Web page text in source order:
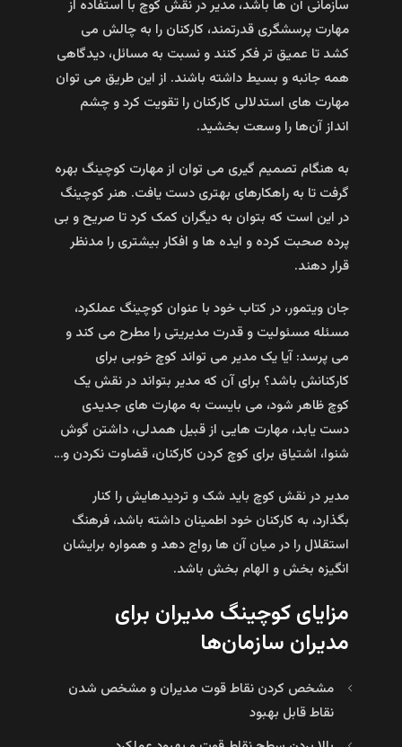
سازمانی آن‌ ها باشد، مدیر در نقش کوچ با استفاده از
مهارت پرسشگری قدرتمند، کارکنان را به چالش می‌
کشد تا عمیق‌ تر فکر کنند و نسبت به مسائل، دیدگاهی
همه جانبه و بسیط داشته باشند. از این طریق می‌ توان
مهارت‌ های استدلالی کارکنان را تقویت کرد و چشم‌
انداز آن‌ها را وسعت بخشید.
به هنگام تصمیم‌ گیری می‌ توان از مهارت‌ کوچینگ بهره
گرفت تا به راهکارهای بهتری دست یافت. هنر کوچینگ
در این است که بتوان به دیگران کمک کرد تا صریح و بی‌
پرده صحبت کرده و ایده‌ ها و افکار بیشتری را مدنظر
قرار دهند.
جان ویتمور، در کتاب خود با عنوان کوچینگ عملکرد،
مسئله مسئولیت و قدرت مدیریتی را مطرح می‌ کند و
می‌ پرسد: آیا یک مدیر می‌ تواند کوچ خوبی برای
کارکنانش باشد؟ برای آن که مدیر بتواند در نقش یک
کوچ ظاهر شود، می‌ بایست به مهارت‌ های جدیدی
دست یابد، مهارت‌ هایی از قبیل همدلی، داشتن گوش‌
شنوا، اشتیاق برای کوچ کردن کارکنان، قضاوت نکردن و…
مدیر در نقش کوچ باید شک و تردیدهایش را کنار
بگذارد، به کارکنان خود اطمینان داشته باشد، فرهنگ
استقلال را در میان آن‌ ها رواج دهد و همواره برایشان
انگیزه‌ بخش و الهام‌ بخش باشد.
مزایای کوچینگ مدیران برای
مدیران سازمان‌ها
مشخص کردن نقاط قوت مدیران و مشخص شدن
نقاط قابل بهبود